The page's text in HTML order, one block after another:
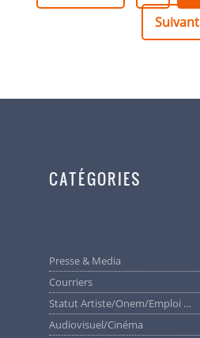
Suivant
CATÉGORIES
Presse & Media
Courriers
Statut Artiste/Onem/Emploi …
Audiovisuel/cinéma